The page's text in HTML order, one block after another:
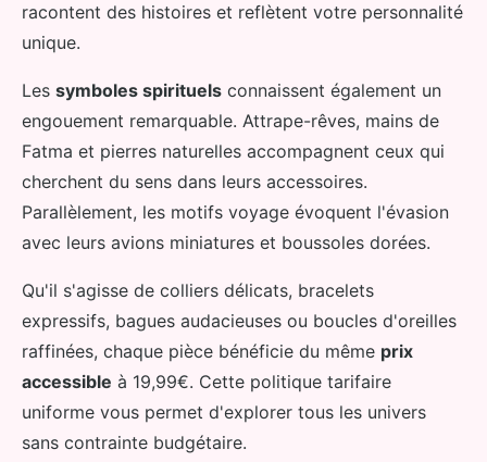
racontent des histoires et reflètent votre personnalité
unique.
Les symboles spirituels connaissent également un
engouement remarquable. Attrape-rêves, mains de
Fatma et pierres naturelles accompagnent ceux qui
cherchent du sens dans leurs accessoires.
Parallèlement, les motifs voyage évoquent l'évasion
avec leurs avions miniatures et boussoles dorées.
Qu'il s'agisse de colliers délicats, bracelets
expressifs, bagues audacieuses ou boucles d'oreilles
raffinées, chaque pièce bénéficie du même prix
accessible à 19,99€. Cette politique tarifaire
uniforme vous permet d'explorer tous les univers
sans contrainte budgétaire.